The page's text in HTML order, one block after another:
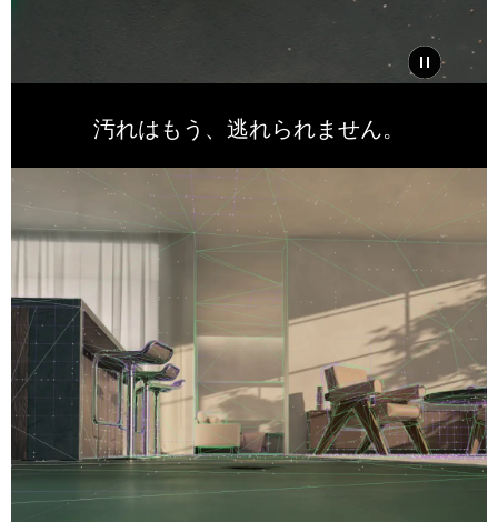
汚れはもう、逃れられません。